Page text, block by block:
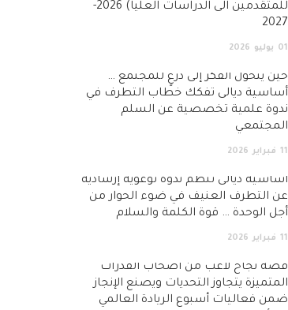
للمتقدمين الى الدراسات العليا) 2026-
2027
01 يوليو 2026
حين يتحول الفكر إلى درعٍ للمجتمع …
أساسية ديالى تفكك خطاب التطرف في
ندوة علمية تخصصية عن السلم
المجتمعي
11 فبراير 2026
أساسية ديالى تنظم ندوة توعوية إرشادية
عن التطرف العنيف في ضوء الحوار من
أجل الوحدة … قوة الكلمة والسلام
11 فبراير 2026
قصة نجاح لاعب من أصحاب القدرات
المتميزة يتجاوز التحديات ويصنع الإنجاز
ضمن فعاليات أسبوع الريادة العالمي